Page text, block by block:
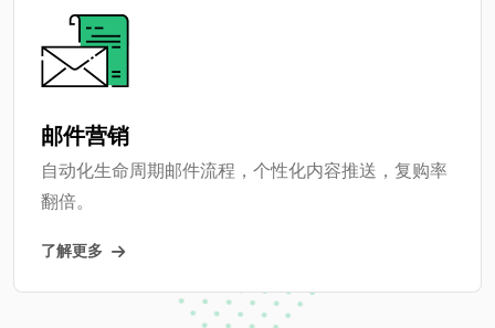
邮件营销
自动化生命周期邮件流程，个性化内容推送，复购率
翻倍。
了解更多